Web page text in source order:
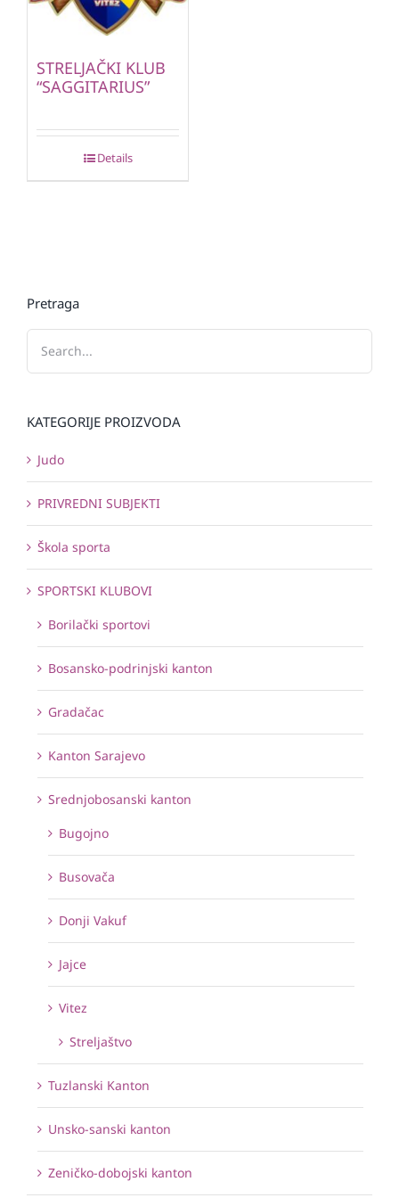
STRELJAČKI KLUB
“SAGGITARIUS”
Details
Pretraga
KATEGORIJE PROIZVODA
Judo
PRIVREDNI SUBJEKTI
Škola sporta
SPORTSKI KLUBOVI
Borilački sportovi
Bosansko-podrinjski kanton
Gradačac
Kanton Sarajevo
Srednjobosanski kanton
Bugojno
Busovača
Donji Vakuf
Jajce
Vitez
Streljaštvo
Tuzlanski Kanton
Unsko-sanski kanton
Zeničko-dobojski kanton